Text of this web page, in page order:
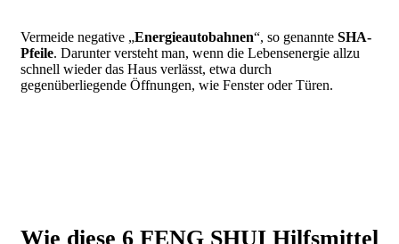
Vermeide negative „Energieautobahnen“, so genannte SHA-
Pfeile. Darunter versteht man, wenn die Lebensenergie allzu
schnell wieder das Haus verlässt, etwa durch
gegenüberliegende Öffnungen, wie Fenster oder Türen.
Wie diese 6 FENG SHUI Hilfsmittel